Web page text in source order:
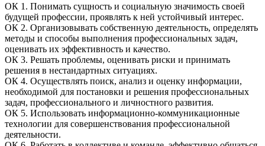
ОК 1. Понимать сущность и социальную значимость своей
будущей профессии, проявлять к ней устойчивый интерес.
ОК 2. Организовывать собственную деятельность, определять
методы и способы выполнения профессиональных задач,
оценивать их эффективность и качество.
ОК 3. Решать проблемы, оценивать риски и принимать
решения в нестандартных ситуациях.
ОК 4. Осуществлять поиск, анализ и оценку информации,
необходимой для постановки и решения профессиональных
задач, профессионального и личностного развития.
ОК 5. Использовать информационно-коммуникационные
технологии для совершенствования профессиональной
деятельности.